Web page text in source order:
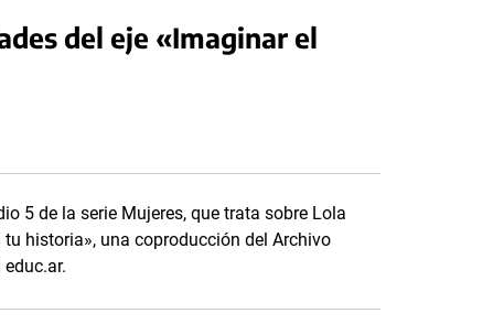
del eje «Imaginar el
5 de la serie Mujeres, que trata sobre Lola
historia», una coproducción del Archivo